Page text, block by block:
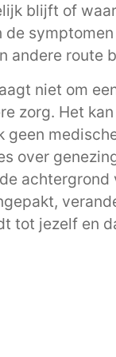
blijft of
de
andere route
niet om
zorg. Het
geen
over
achtergrond
tot jezelf en